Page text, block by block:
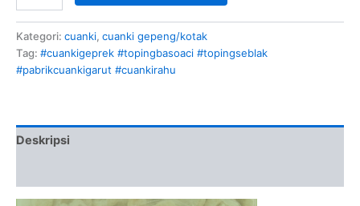
Kategori: cuanki, cuanki gepeng/kotak
Tag: #cuankigeprek #topingbasoaci #topingseblak
#pabrikcuankigarut #cuankirahu
Deskripsi